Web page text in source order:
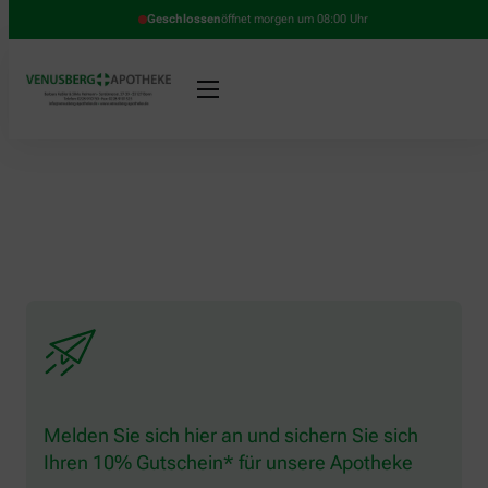
Geschlossenöffnet morgen um 08:00 Uhr
Melden Sie sich hier an und sichern Sie sich
Ihren 10% Gutschein* für unsere Apotheke